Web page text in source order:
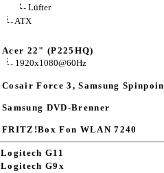
Lüfter
ATX
Acer 22" (P225HQ)
1920x1080@60Hz
Cosair Force 3, Samsung
Samsung DVD-Brenner
FRITZ!Box Fon WLAN 7240
Logitech G11
Logitech G9x